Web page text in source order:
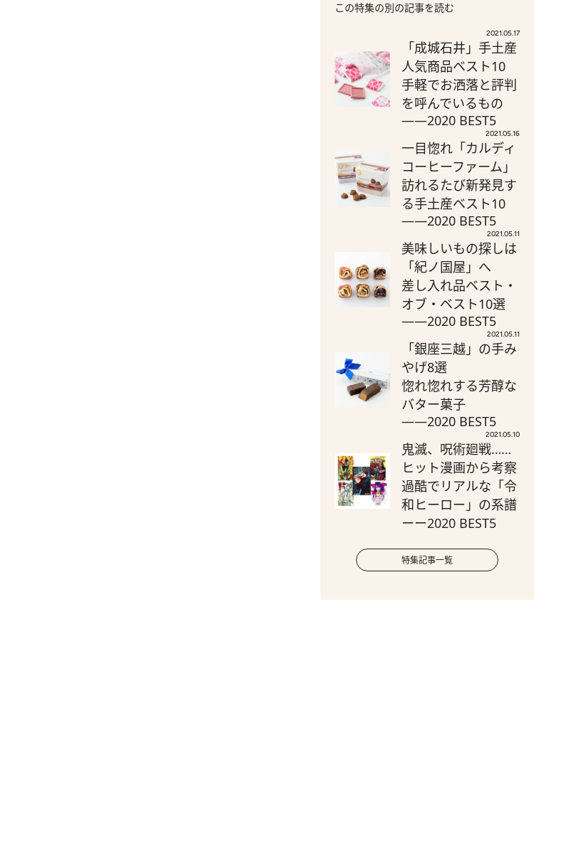
この特集の別の記事を読む
2021.05.17
「成城石井」手土産
人気商品ベスト10
手軽でお洒落と評判
を呼んでいるもの
――2020 BEST5
2021.05.16
一目惚れ「カルディ
コーヒーファーム」
訪れるたび新発見す
る手土産ベスト10
――2020 BEST5
2021.05.11
美味しいもの探しは
「紀ノ国屋」へ
差し入れ品ベスト・
オブ・ベスト10選
――2020 BEST5
2021.05.11
「銀座三越」の手み
やげ8選
惚れ惚れする芳醇な
バター菓子
――2020 BEST5
2021.05.10
鬼滅、呪術廻戦……
ヒット漫画から考察
過酷でリアルな「令
和ヒーロー」の系譜
ーー2020 BEST5
特集記事一覧